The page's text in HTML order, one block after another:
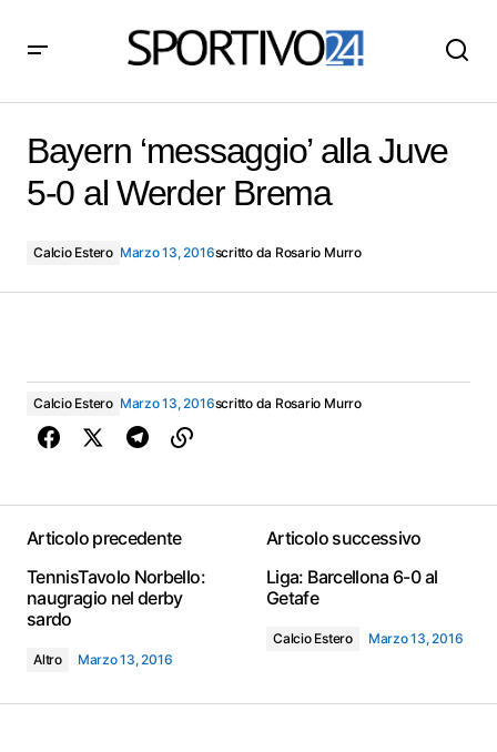
Bayern ‘messaggio’ alla Juve
5-0 al Werder Brema
Calcio Estero Marzo 13, 2016scritto da Rosario Murro
Calcio Estero Marzo 13, 2016scritto da Rosario Murro
Articolo precedente
TennisTavolo Norbello:
naugragio nel derby
sardo
Altro Marzo 13, 2016
Articolo successivo
Liga: Barcellona 6-0 al
Getafe
Calcio Estero Marzo 13, 2016